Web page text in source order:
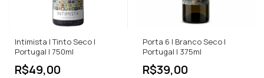
Intimista | Tinto Seco |
Portugal | 750ml
R$49,00
Porta 6 | Branco Seco |
Portugal | 375ml
R$39,00